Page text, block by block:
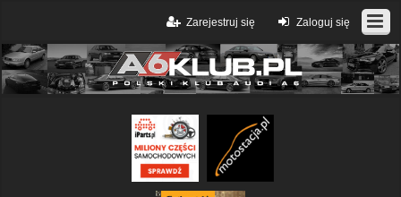
Zaloguj się
Zarejestruj się